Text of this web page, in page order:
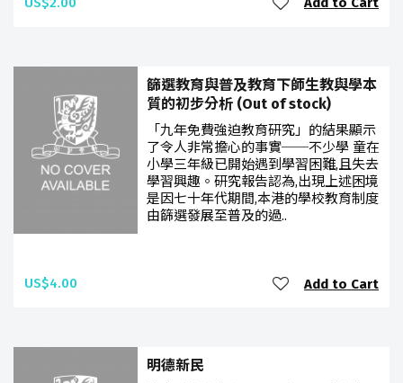
篩選教育與普及教育下師生教與學本
質的初步分析 (Out of stock)
「九年免費強迫教育研究」的結果顯示
了令人非常擔心的事實──不少學 童在
小學三年級已開始遇到學習困難,且失去
學習興趣。研究報告認為,出現上述困境
是因七十年代期間,本港的學校教育制度
由篩選發展至普及的過..
US$4.00 Add to Cart
明德新民